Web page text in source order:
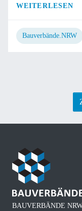
WEITERLESEN
Bauverbände.NRW
BAUVERBÄNDE